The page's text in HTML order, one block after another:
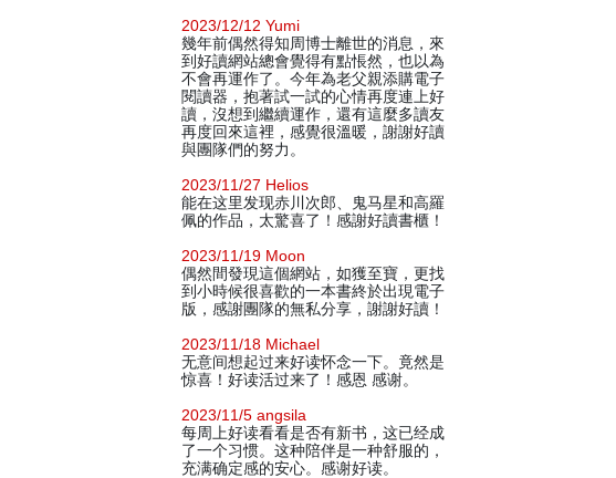
2023/12/12 Yumi
幾年前偶然得知周博士離世的消息，來
到好讀網站總會覺得有點悵然，也以為
不會再運作了。今年為老父親添購電子
閱讀器，抱著試一試的心情再度連上好
讀，沒想到繼續運作，還有這麼多讀友
再度回來這裡，感覺很溫暖，謝謝好讀
與團隊們的努力。
2023/11/27 Helios
能在这里发现赤川次郎、鬼马星和高羅
佩的作品，太驚喜了！感謝好讀書櫃！
2023/11/19 Moon
偶然間發現這個網站，如獲至寶，更找
到小時候很喜歡的一本書終於出現電子
版，感謝團隊的無私分享，謝謝好讀！
2023/11/18 Michael
无意间想起过来好读怀念一下。竟然是
惊喜！好读活过来了！感恩 感谢。
2023/11/5 angsila
每周上好读看看是否有新书，这已经成
了一个习惯。这种陪伴是一种舒服的，
充满确定感的安心。感谢好读。